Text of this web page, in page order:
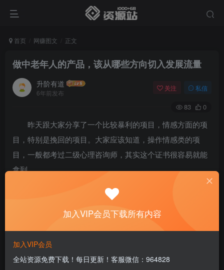
首页 网赚图文 正文
做中老年人的产品，该从哪些方向切入发展流量
升阶有道
6年前发布
关注 私信
83 0
昨天跟大家分享了一个比较暴利的项目，情感方面的项
目，特别是挽回的项目。大家应该知道，操作情感类的项
目，一般都考过二级心理咨询师，其实这个证书很容易就能
拿到。
有这样的证书在操作情感类项目时，你说的话会更加有
信服力，相对来说转化率就会更高一些。
最近有个粉丝咨询我，他说最近手里刚结束一个项目，
现在想做做公众号，问我哪个群体的流量比较容易获取，或
者说哪个群体的公众号容易做起来。
加入VIP会员下载所有内容
加入VIP会员
全站资源免费下载！每日更新！客服微信：964828